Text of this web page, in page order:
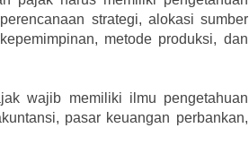
strategi, alokasi sumber
metode produksi, dan
wajib memiliki ilmu pengetahuan
pasar keuangan perbankan,